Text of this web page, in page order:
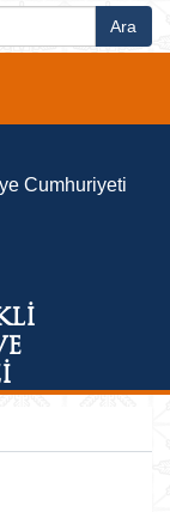
Cumhuriyeti